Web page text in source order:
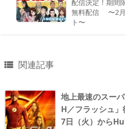
配信決定！期間
無料配信 〜2月
ト〜
 関連記事
地上最速のスー
H／フラッシュ
7日（火）から